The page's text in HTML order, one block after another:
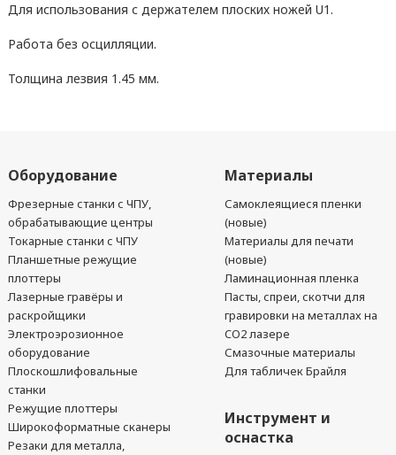
Для использования с держателем плоских ножей U1.
Работа без осцилляции.
Толщина лезвия 1.45 мм.
Оборудование
Фрезерные станки с ЧПУ,
обрабатывающие центры
Токарные станки с ЧПУ
Планшетные режущие
плоттеры
Лазерные гравёры и
раскройщики
Электроэрозионное
оборудование
Плоскошлифовальные
станки
Режущие плоттеры
Широкоформатные сканеры
Резаки для металла,
Материалы
Самоклеящиеся пленки
(новые)
Материалы для печати
(новые)
Ламинационная пленка
Пасты, спреи, скотчи для
гравировки на металлах на
CO2 лазере
Смазочные материалы
Для табличек Брайля
Инструмент и
оснастка